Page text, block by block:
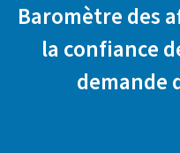
Baromètre des
la confiance
demande